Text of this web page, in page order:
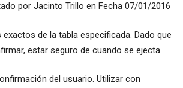
por Jacinto Trillo en Fecha 07/01/2016
exactos de la tabla especificada. Dado que
estar seguro de cuando se ejecta
del usuario. Utilizar con